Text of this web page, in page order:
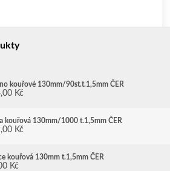
kouřové 130mm/90st.t.1,5mm ČER
Kč
kouřová 130mm/1000 t.1,5mm ČER
Kč
kouřová 130mm t.1,5mm ČER
Kč